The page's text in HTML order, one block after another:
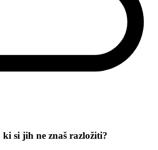
ki si jih ne znaš razložiti?